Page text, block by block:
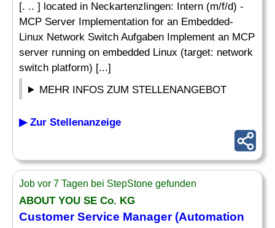
[. .. ] located in Neckartenzlingen: Intern (m/f/d) -
MCP Server Implementation for an Embedded-
Linux Network Switch Aufgaben Implement an MCP
server running on embedded Linux (target: network
switch platform) [...]
MEHR INFOS ZUM STELLENANGEBOT
▶ Zur Stellenanzeige
Job vor 7 Tagen bei StepStone gefunden
ABOUT YOU SE Co. KG
Customer Service Manager (Automation